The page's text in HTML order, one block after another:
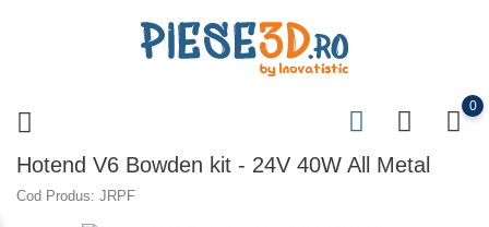
0
Hotend V6 Bowden kit - 24V 40W All Metal
Cod Produs: JRPF